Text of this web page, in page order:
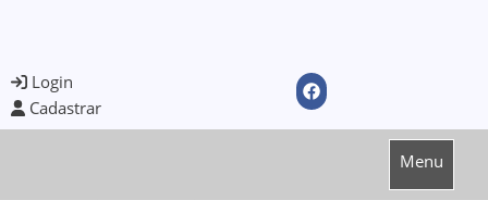
Login
Cadastrar
Menu